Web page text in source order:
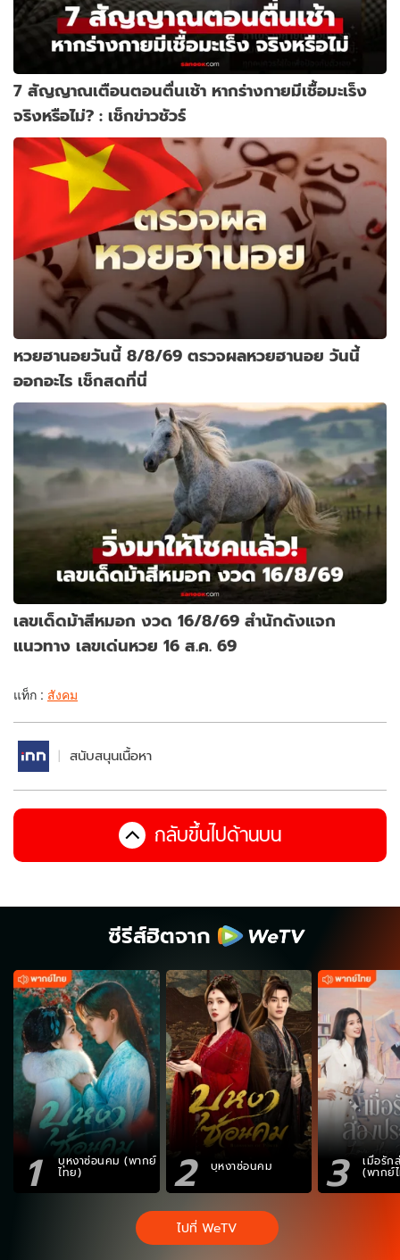
7 สัญญาณเตือนตอนตื่นเช้า หากร่างกายมีเชื้อมะเร็ง
จริงหรือไม่? : เช็กข่าวชัวร์
หวยฮานอยวันนี้ 8/8/69 ตรวจผลหวยฮานอย วันนี้
ออกอะไร เช็กสดที่นี่
เลขเด็ดม้าสีหมอก งวด 16/8/69 สำนักดังแจก
แนวทาง เลขเด่นหวย 16 ส.ค. 69
แท็ก : สังคม
สนับสนุนเนื้อหา
กลับขึ้นไปด้านบน
ซีรีส์ฮิตจาก
1 บุหงาซ่อนคม (พากย์
ไทย) 2 บุหงาซ่อนคม 3 เมื่อรัก
(พากย์
ไปที่ WeTV